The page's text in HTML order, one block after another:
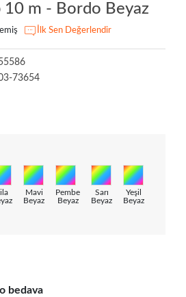
10 m - Bordo Beyaz
İlk Sen Değerlendir
73654
Mavi
Beyaz
Pembe
Beyaz
Sarı
Beyaz
Yeşil
Beyaz
bedava